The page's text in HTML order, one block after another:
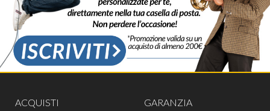
ACQUISTI GARANZIA